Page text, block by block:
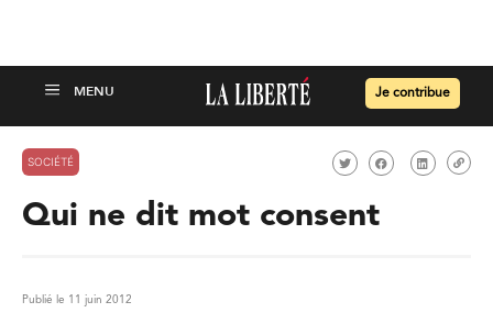
Je contribue
SOCIÉTÉ
Qui ne dit mot consent
Publié le 11 juin 2012